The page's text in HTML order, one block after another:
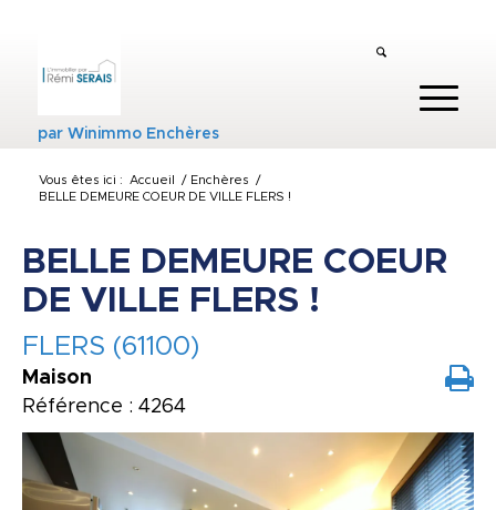
parWinimmo Enchères
Vous êtes ici : Accueil / Enchères
/
BELLE DEMEURE COEUR DE VILLE FLERS !
BELLE DEMEURE COEUR
DE VILLE FLERS !
FLERS (61100)
Maison
Référence : 4264